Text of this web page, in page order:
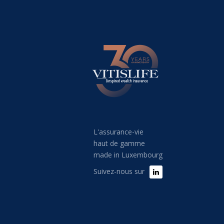
L'assurance-vie
haut de gamme
made in Luxembourg
Suivez-nous sur